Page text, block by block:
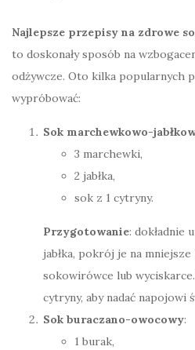
Najlepsze przepisy na zdrowe
to doskonały sposób na
odżywcze. Oto kilka popularnych
wypróbować:
Sok marchewkowo-
3 marchewki,
2 jabłka,
sok z 1 cytryny.
Przygotowanie: dokładnie
jabłka, pokrój je na
sokowirówce lub
cytryny, aby nadać napojowi
Sok buraczano-owocowy:
1 burak,